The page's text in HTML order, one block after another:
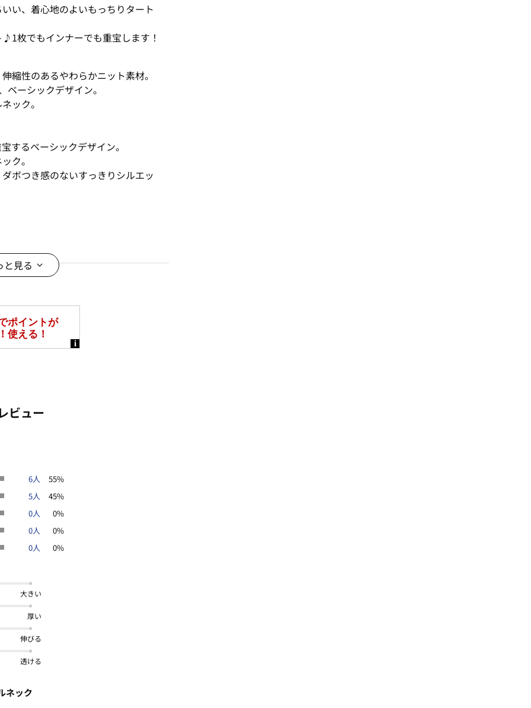
い、着心地のよいもっちりタート
枚でもインナーでも重宝します！
縮性のあるやわらかニット素材。
ーシックデザイン。
ック。
するベーシックデザイン。
ク。
ボつき感のないすっきりシルエッ
用
て見える場合がございます。予
と見る
ビュー
6人
55%
5人
45%
0人
0%
0人
0%
0人
0%
大きい
厚い
伸びる
透ける
ネック